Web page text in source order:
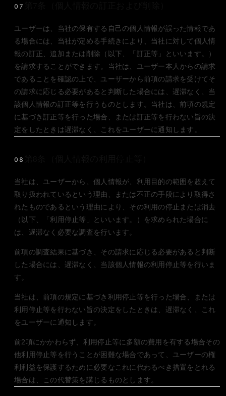
07
ユーザーは、当社の保有する自己の個人情報が誤った情報であ
る場合には、当社が定める手続きにより、当社に対して個人情
報の訂正、追加または削除（以下、「訂正等」といいます。）
を請求することができます。当社は、ユーザー本人からの請求
であることを確認の上で、ユーザーから前項の請求を受けてそ
の請求に応じる必要があると判断した場合には、遅滞なく、当
該個人情報の訂正等を行うものとします。当社は、前項の規定
に基づき訂正等を行った場合、または訂正等を行わない旨の決
定をしたときは遅滞なく、これをユーザーに通知します。
08
当社は、ユーザーから、個人情報が、利用目的の範囲を超えて
取り扱われているという理由、または不正の手段により取得さ
れたものであるという理由により、その利用の停止または消去
（以下、「利用停止等」といいます。）を求められた場合に
は、遅滞なく必要な調査を行います。
前項の調査結果に基づき、その請求に応じる必要があると判断
した場合には、遅滞なく、当該個人情報の利用停止等を行いま
す。
当社は、前項の規定に基づき利用停止等を行った場合、または
利用停止等を行わない旨の決定をしたときは、遅滞なく、これ
をユーザーに通知します。
前2項にかかわらず、利用停止等に多額の費用を有する場合その
他利用停止等を行うことが困難な場合であって、ユーザーの権
利利益を保護するために必要なこれに代わるべき措置をとれる
場合は、この代替策を講じるものとします。